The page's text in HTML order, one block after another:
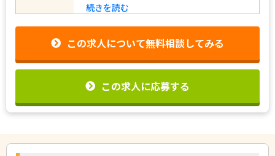
続きを読む
この求人について無料相談してみる
この求人に応募する